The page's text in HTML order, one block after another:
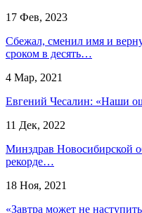
17 Фев, 2023
Сбежал, сменил имя и
сроком в десять…
4 Мар, 2021
Евгений Чесалин: «Наши
11 Дек, 2022
Минздрав Новосибирской
рекорде…
18 Ноя, 2021
«Завтра может не